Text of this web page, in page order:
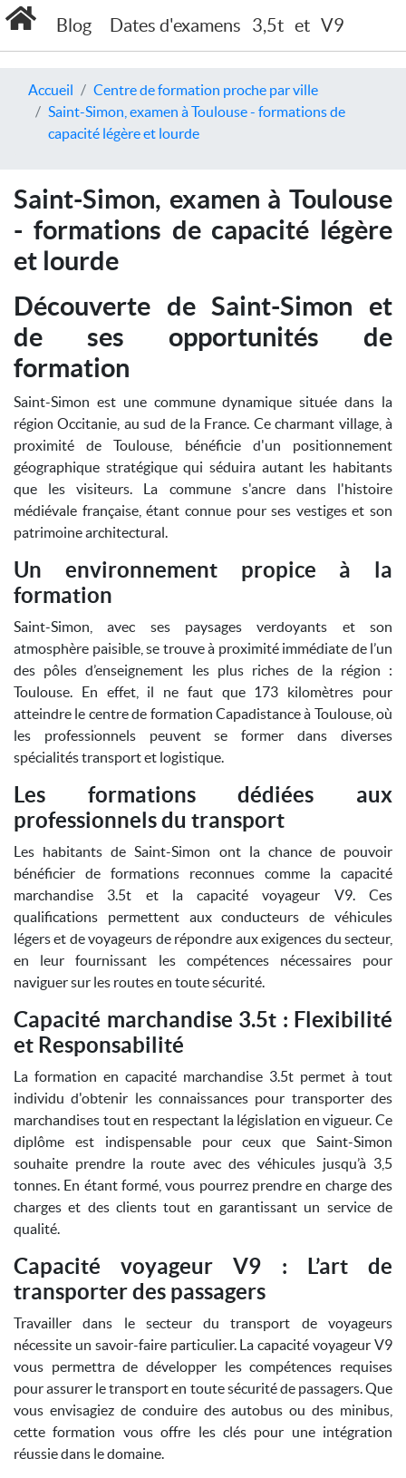
Blog Dates d'examens 3,5t et V9
Accueil
Centre de formation proche par ville
Saint-Simon, examen à Toulouse - formations de
capacité légère et lourde
Saint-Simon, examen à Toulouse
- formations de capacité légère
et lourde
Découverte de Saint-Simon et
de ses opportunités de
formation
Saint-Simon est une commune dynamique située dans la
région Occitanie, au sud de la France. Ce charmant village, à
proximité de Toulouse, bénéficie d'un positionnement
géographique stratégique qui séduira autant les habitants
que les visiteurs. La commune s'ancre dans l'histoire
médiévale française, étant connue pour ses vestiges et son
patrimoine architectural.
Un environnement propice à la
formation
Saint-Simon, avec ses paysages verdoyants et son
atmosphère paisible, se trouve à proximité immédiate de l’un
des pôles d’enseignement les plus riches de la région :
Toulouse. En effet, il ne faut que 173 kilomètres pour
atteindre le centre de formation Capadistance à Toulouse, où
les professionnels peuvent se former dans diverses
spécialités transport et logistique.
Les formations dédiées aux
professionnels du transport
Les habitants de Saint-Simon ont la chance de pouvoir
bénéficier de formations reconnues comme la capacité
marchandise 3.5t et la capacité voyageur V9. Ces
qualifications permettent aux conducteurs de véhicules
légers et de voyageurs de répondre aux exigences du secteur,
en leur fournissant les compétences nécessaires pour
naviguer sur les routes en toute sécurité.
Capacité marchandise 3.5t : Flexibilité
et Responsabilité
La formation en capacité marchandise 3.5t permet à tout
individu d'obtenir les connaissances pour transporter des
marchandises tout en respectant la législation en vigueur. Ce
diplôme est indispensable pour ceux que Saint-Simon
souhaite prendre la route avec des véhicules jusqu’à 3,5
tonnes. En étant formé, vous pourrez prendre en charge des
charges et des clients tout en garantissant un service de
qualité.
Capacité voyageur V9 : L’art de
transporter des passagers
Travailler dans le secteur du transport de voyageurs
nécessite un savoir-faire particulier. La capacité voyageur V9
vous permettra de développer les compétences requises
pour assurer le transport en toute sécurité de passagers. Que
vous envisagiez de conduire des autobus ou des minibus,
cette formation vous offre les clés pour une intégration
réussie dans le domaine.